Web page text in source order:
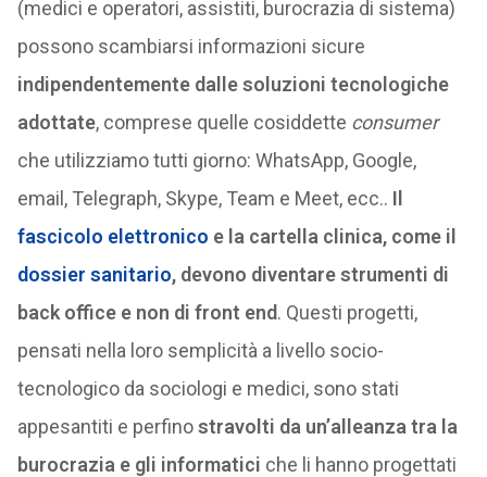
(medici e operatori, assistiti, burocrazia di sistema)
possono scambiarsi informazioni sicure
indipendentemente dalle soluzioni tecnologiche
adottate, comprese quelle cosiddette consumer
che utilizziamo tutti giorno: WhatsApp, Google,
email, Telegraph, Skype, Team e Meet, ecc.. Il
fascicolo elettronico e la cartella clinica, come il
dossier sanitario, devono diventare strumenti di
back office e non di front end. Questi progetti,
pensati nella loro semplicità a livello socio-
tecnologico da sociologi e medici, sono stati
appesantiti e perfinostravolti da un’alleanza tra la
burocrazia e gli informatici che li hanno progettati